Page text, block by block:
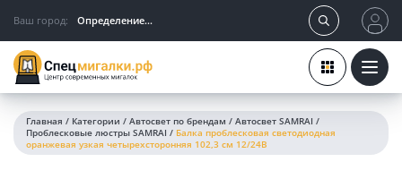
Ваш город: Определение...
Главная / Категории / Автосвет по брендам / Автосвет SAMRAI /
Проблесковые люстры SAMRAI / Балка проблесковая светодиодная
оранжевая узкая четырехсторонняя 102,3 см 12/24В